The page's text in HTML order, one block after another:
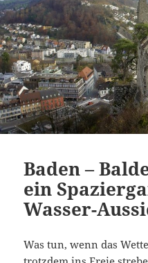
Baden –
ein
Wasser-
Was tun, wenn das